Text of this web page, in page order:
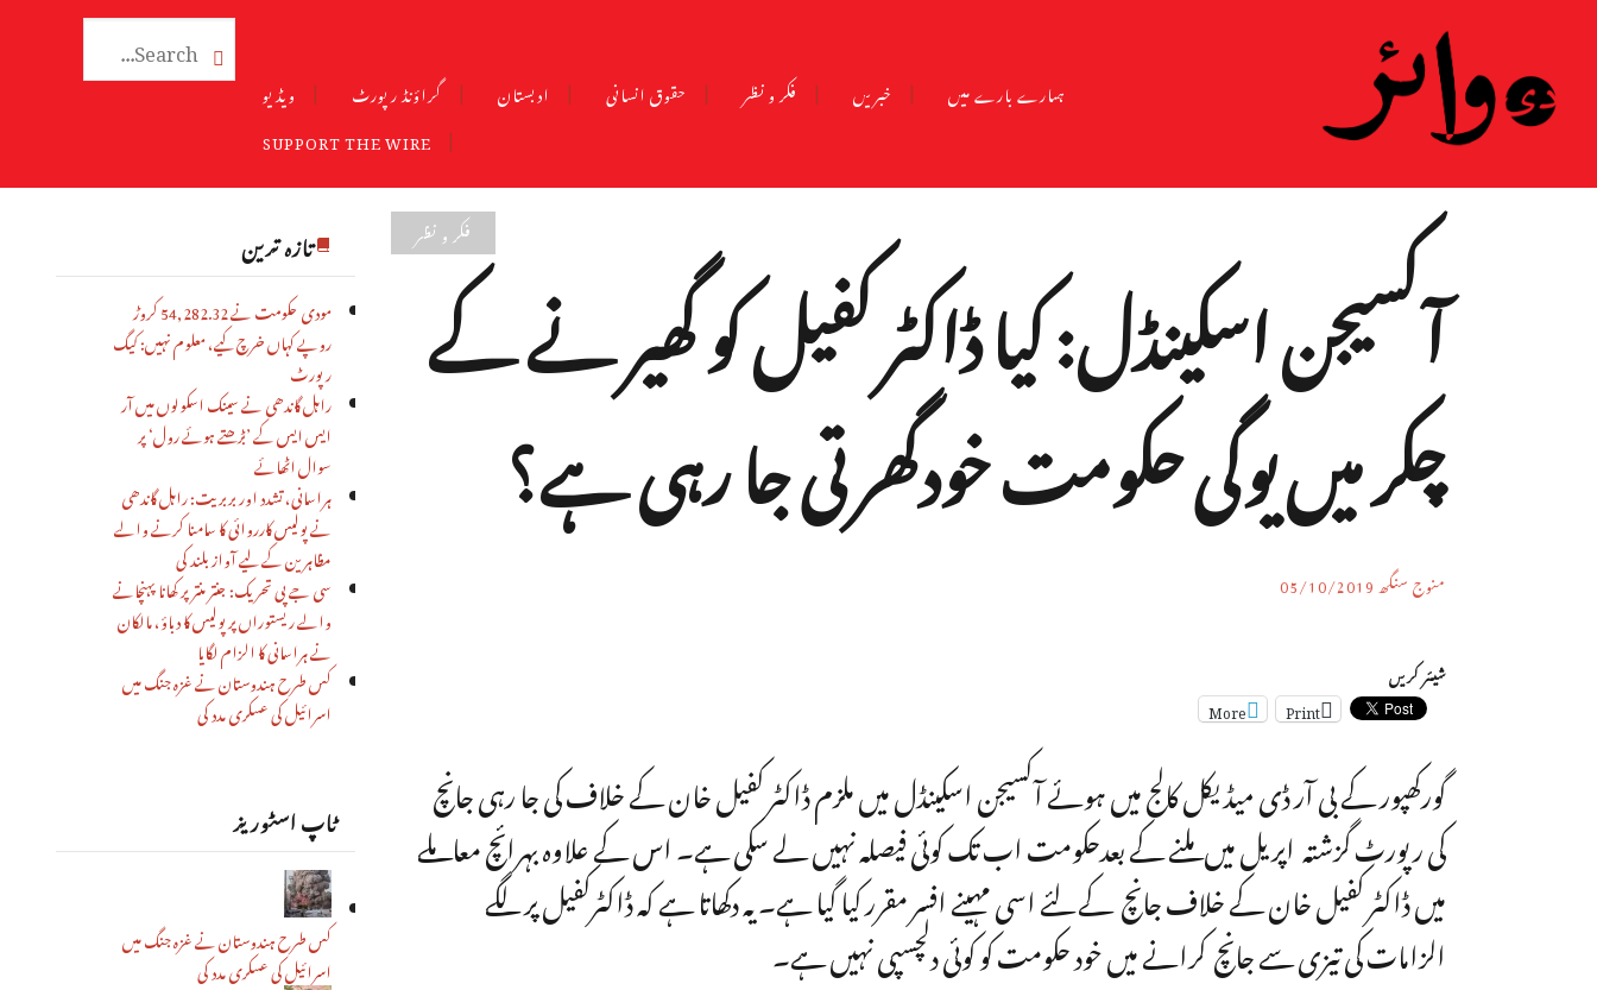
ہمارے بارے میں خبریں فکر و نظر حقوق انسانی ادبستان گراؤنڈ رپورٹ
ویڈیو
SUPPORT THE WIRE

تازہ ترین
مودی حکومت نے 54,282.32 کروڑ
روپے کہاں خرچ کیے، معلوم نہیں: کیگ
رپورٹ
راہل گاندھی نے سینک اسکولوں میں آر
ایس ایس کے ’بڑھتے ہوئے رول‘ پر
سوال اٹھائے
ہراسانی، تشدد اور بربریت: راہل گاندھی
نے پولیس کارروائی کا سامنا کرنے والے
مظاہرین کے لیے آواز بلند کی
سی جے پی تحریک: جنتر منتر پر کھانا پہنچانے
والے ریستوراں پر پولیس کا دباؤ، مالکان
نے ہراسانی کا الزام لگایا
کس طرح ہندوستان نے غزہ جنگ میں
اسرائیل کی عسکری مدد کی
ٹاپ اسٹوریز
کس طرح ہندوستان نے غزہ جنگ میں
اسرائیل کی عسکری مدد کی
فکر و نظر
آکسیجن اسکینڈل: کیا ڈاکٹر کفیل کو گھیر نے کے
چکر میں یوگی حکومت خودگھرتی جا رہی ہے؟
منوج سنگھ05/10/2019
شیئر کریں
Print
More
گورکھپور کے بی آر ڈی میڈیکل کالج میں ہوئے آکسیجن اسکینڈل میں ملزم ڈاکٹر کفیل خان کے خلاف کی جا رہی جانچ
کی رپورٹ گزشتہ اپریل میں ملنے کے بعدحکومت اب تک کوئی فیصلہ نہیں لے سکی ہے۔ اس کے علاوہ بہرائچ معاملے
میں ڈاکٹر کفیل خان کے خلاف جانچ کے لئے اسی مہینے افسر مقرر کیا گیا ہے۔ یہ دکھاتا ہے کہ ڈاکٹرکفیل پر لگے
الزامات کی تیزی سے جانچ کرانے میں خود حکومت کو کوئی دلچسپی نہیں ہے۔